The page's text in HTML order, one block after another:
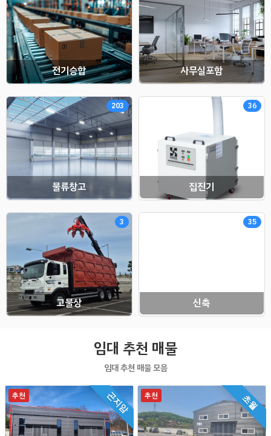
전기승합 사무실포함
203
물류창고
36
집진기
3
고물상
35
신축
임대 추천 매물
임대 추천 매물 모음
곤지암
추천 초월
추천